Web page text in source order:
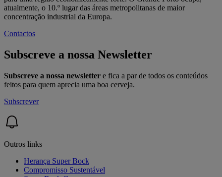
atualmente, o 10.º lugar das áreas metropolitanas de maior
concentração industrial da Europa.
Contactos
Subscreve a nossa Newsletter
Subscreve a nossa newsletter e fica a par de todos os conteúdos
feitos para quem aprecia uma boa cerveja.
Subscrever
Outros links
Herança Super Bock
Compromisso Sustentável